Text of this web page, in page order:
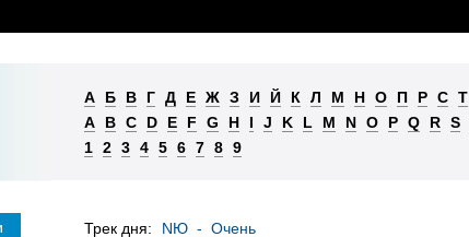
А Б В Г Д Е Ж З И Й К Л М Н О П Р С Т
A
B C D E F G H I J K L M N O P Q R S
1 2 3 4 5 6 7 8 9
Трек дня: NЮ - Очень